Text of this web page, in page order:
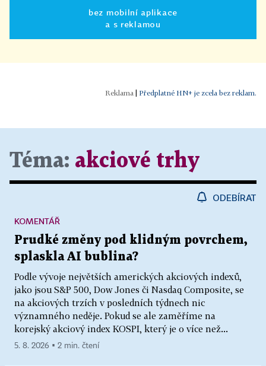
bez mobilní aplikace
a s reklamou
| Předplatné HN+ je zcela bez reklam.
Téma: akciové trhy
ODEBÍRAT
Prudké změny pod klidným povrchem,
splaskla AI bublina?
Podle vývoje největších amerických akciových indexů,
jako jsou S&P 500, Dow Jones či Nasdaq Composite, se
na akciových trzích v posledních týdnech nic
významného neděje. Pokud se ale zaměříme na
korejský akciový index KOSPI, který je o více než...
KOMENTÁŘ
5. 8. 2026 ▪ 2 min. čtení